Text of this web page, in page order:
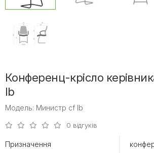
Конференц-крісло
lb
Модель: Министр cf lb
0 відгуків
Призначення